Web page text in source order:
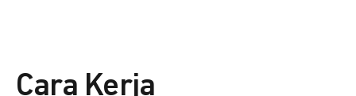
Cara Kerja